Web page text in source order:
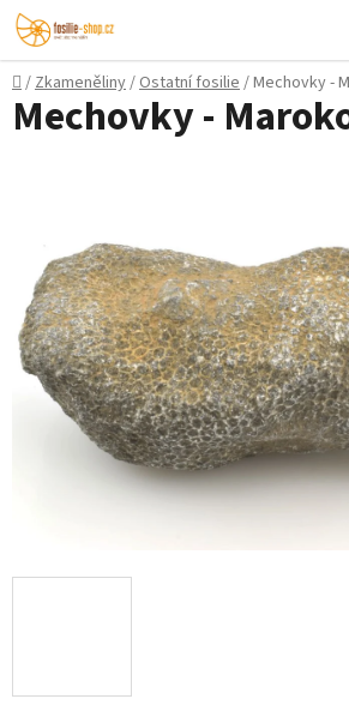
Přejít
na
obsah
Domů
/Zkameněliny/Ostatní fosilie/Mechovky -
Mechovky -